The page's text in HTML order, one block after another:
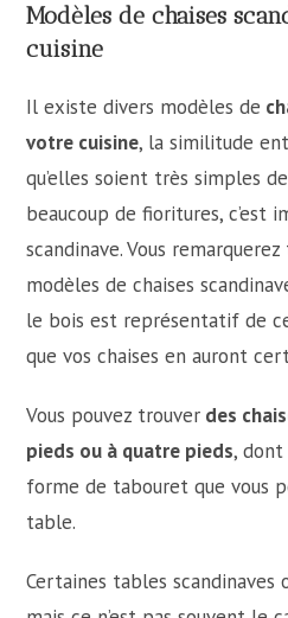
Modèles de chaises
cuisine
Il existe divers modèles de
votre cuisine, la similitude
qu’elles soient très simples
beaucoup de fioritures, c’est
scandinave. Vous
modèles de chaises
le bois est représentatif de
que vos chaises en auront
Vous pouvez trouver des
pieds ou à quatre pieds, dont
forme de tabouret que vous
table.
Certaines tables scandinaves